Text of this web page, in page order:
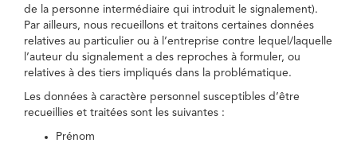
de la personne intermédiaire qui introduit le signalement).
Par ailleurs, nous recueillons et traitons certaines données
relatives au particulier ou à l’entreprise contre lequel/laquelle
l’auteur du signalement a des reproches à formuler, ou
relatives à des tiers impliqués dans la problématique.
Les données à caractère personnel susceptibles d’être
recueillies et traitées sont les suivantes :
Prénom